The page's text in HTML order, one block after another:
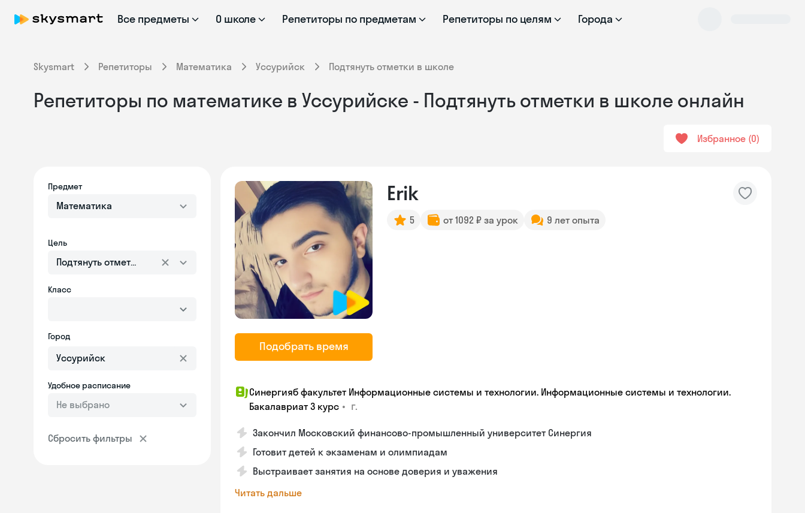
Все предметы О школе Репетиторы по предметам Репетиторы по целям Города
Skysmart Репетиторы Математика Уссурийск Подтянуть отметки в школе
Репетиторы по математике в Уссурийске - Подтянуть отметки в школе онлайн
Избранное 0
Предмет
Математика
Цель
Подтянуть отметки в школе
Класс
Город
Удобное расписание
Не выбрано
Сбросить фильтры
Подобрать время
Erik
5 от 1092 ₽ за урок 9 лет опыта
Синергияб факультет Информационные системы и технологии. Информационные системы и технологии.
Бакалавриат 3 курс • г.
Закончил Московский финансово-промышленный университет Синергия
Готовит детей к экзаменам и олимпиадам
Выстраивает занятия на основе доверия и уважения
Читать дальше